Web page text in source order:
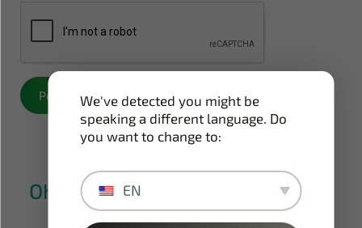
Pošlji sporočilo
Ohranite nadzor z Pallet Control
Tower
We've detected you might be
speaking a different language. Do
you want to change to:
EN